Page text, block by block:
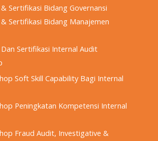
Sertifikasi Bidang Governansi
Sertifikasi Bidang Manajemen
Sertifikasi Internal Audit
Soft Skill Capability Bagi Internal
Peningkatan Kompetensi Internal
Fraud Audit, Investigative &